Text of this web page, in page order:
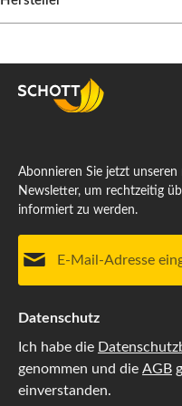
Abonnieren Sie jetzt unseren
Newsletter, um rechtzeitig
informiert zu werden.
Datenschutz
Ich habe die
genommen und die AGB
einverstanden.